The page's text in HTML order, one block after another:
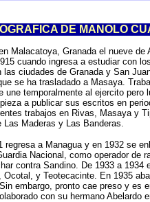
DE MANOLO
Malacatoya, Granada el nueve de
cuando ingresa a estudiar con
ciudades de Granada y San
se ha trasladado a Masaya.
une temporalmente al ejercito pero
a publicar sus escritos en
trabajos en Rivas, Masaya y
Las Maderas y Las Banderas.
regresa a Managua y en 1932 se
Nacional, como operador de
contra Sandino. De 1933 a 1934
y Teotecacinte. En 1935
embargo, pronto cae preso y es
con su hermano Abelardo